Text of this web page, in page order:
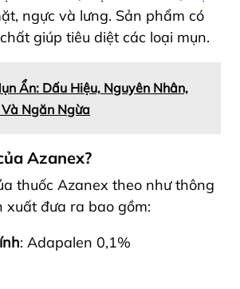
ngực và lưng. Sản phẩm có
giúp tiêu diệt các loại mụn.
Ẩn: Dấu Hiệu, Nguyên Nhân,
Ngăn Ngừa
Azanex?
thuốc Azanex theo như thông
xuất đưa ra bao gồm:
: Adapalen 0,1%